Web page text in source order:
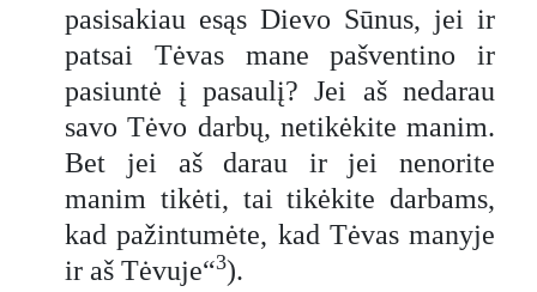
pasisakiau esąs Dievo Sūnus, jei ir
patsai Tėvas mane pašventino ir
pasiuntė į pasaulį? Jei aš nedarau
savo Tėvo darbų, netikėkite manim.
Bet jei aš darau ir jei nenorite
manim tikėti, tai tikėkite darbams,
kad pažintumėte, kad Tėvas manyje
ir aš Tėvuje“3).